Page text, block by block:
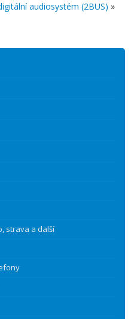
audiosystém (2BUS) »
strava a další